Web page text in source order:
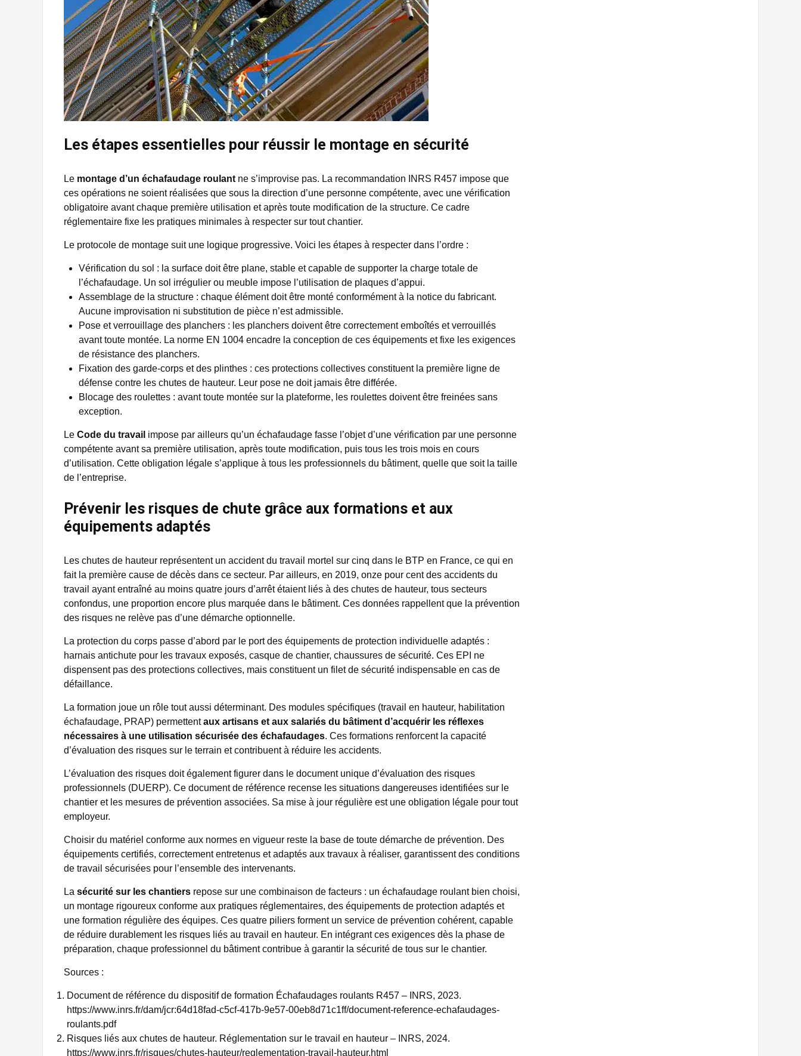
Les étapes essentielles pour réussir le montage en sécurité
Le montage d’un échafaudage roulant ne s’improvise pas. La recommandation INRS R457 impose que
ces opérations ne soient réalisées que sous la direction d’une personne compétente, avec une vérification
obligatoire avant chaque première utilisation et après toute modification de la structure. Ce cadre
réglementaire fixe les pratiques minimales à respecter sur tout chantier.
Le protocole de montage suit une logique progressive. Voici les étapes à respecter dans l’ordre :
Vérification du sol : la surface doit être plane, stable et capable de supporter la charge totale de
l’échafaudage. Un sol irrégulier ou meuble impose l’utilisation de plaques d’appui.
Assemblage de la structure : chaque élément doit être monté conformément à la notice du fabricant.
Aucune improvisation ni substitution de pièce n’est admissible.
Pose et verrouillage des planchers : les planchers doivent être correctement emboîtés et verrouillés
avant toute montée. La norme EN 1004 encadre la conception de ces équipements et fixe les exigences
de résistance des planchers.
Fixation des garde-corps et des plinthes : ces protections collectives constituent la première ligne de
défense contre les chutes de hauteur. Leur pose ne doit jamais être différée.
Blocage des roulettes : avant toute montée sur la plateforme, les roulettes doivent être freinées sans
exception.
Le Code du travail impose par ailleurs qu’un échafaudage fasse l’objet d’une vérification par une personne
compétente avant sa première utilisation, après toute modification, puis tous les trois mois en cours
d’utilisation. Cette obligation légale s’applique à tous les professionnels du bâtiment, quelle que soit la taille
de l’entreprise.
Prévenir les risques de chute grâce aux formations et aux
équipements adaptés
Les chutes de hauteur représentent un accident du travail mortel sur cinq dans le BTP en France, ce qui en
fait la première cause de décès dans ce secteur. Par ailleurs, en 2019, onze pour cent des accidents du
travail ayant entraîné au moins quatre jours d’arrêt étaient liés à des chutes de hauteur, tous secteurs
confondus, une proportion encore plus marquée dans le bâtiment. Ces données rappellent que la prévention
des risques ne relève pas d’une démarche optionnelle.
La protection du corps passe d’abord par le port des équipements de protection individuelle adaptés :
harnais antichute pour les travaux exposés, casque de chantier, chaussures de sécurité. Ces EPI ne
dispensent pas des protections collectives, mais constituent un filet de sécurité indispensable en cas de
défaillance.
La formation joue un rôle tout aussi déterminant. Des modules spécifiques (travail en hauteur, habilitation
échafaudage, PRAP) permettentaux artisans et aux salariés du bâtiment d’acquérir les réflexes
nécessaires à une utilisation sécurisée des échafaudages. Ces formations renforcent la capacité
d’évaluation des risques sur le terrain et contribuent à réduire les accidents.
L’évaluation des risques doit également figurer dans le document unique d’évaluation des risques
professionnels (DUERP). Ce document de référence recense les situations dangereuses identifiées sur le
chantier et les mesures de prévention associées. Sa mise à jour régulière est une obligation légale pour tout
employeur.
Choisir du matériel conforme aux normes en vigueur reste la base de toute démarche de prévention. Des
équipements certifiés, correctement entretenus et adaptés aux travaux à réaliser, garantissent des conditions
de travail sécurisées pour l’ensemble des intervenants.
La sécurité sur les chantiers repose sur une combinaison de facteurs : un échafaudage roulant bien choisi,
un montage rigoureux conforme aux pratiques réglementaires, des équipements de protection adaptés et
une formation régulière des équipes. Ces quatre piliers forment un service de prévention cohérent, capable
de réduire durablement les risques liés au travail en hauteur. En intégrant ces exigences dès la phase de
préparation, chaque professionnel du bâtiment contribue à garantir la sécurité de tous sur le chantier.
Sources :
Document de référence du dispositif de formation Échafaudages roulants R457 – INRS, 2023.
https://www.inrs.fr/dam/jcr:64d18fad-c5cf-417b-9e57-00eb8d71c1ff/document-reference-echafaudages-
roulants.pdf
Risques liés aux chutes de hauteur. Réglementation sur le travail en hauteur – INRS, 2024.
https://www.inrs.fr/risques/chutes-hauteur/reglementation-travail-hauteur.html